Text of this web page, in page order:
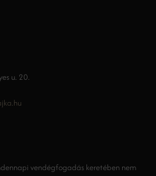
u. 20.
vendégfogadás keretében nem